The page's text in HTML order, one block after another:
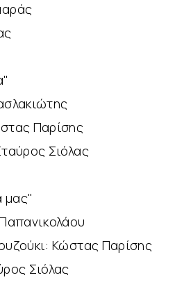
Παρίσης
Σιόλας
μας"
Κώστας Παρίσης
Σιόλας